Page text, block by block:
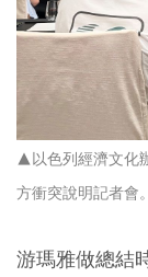
▲以色列經濟文化
方衝突說明記者會。
游瑪雅做總結